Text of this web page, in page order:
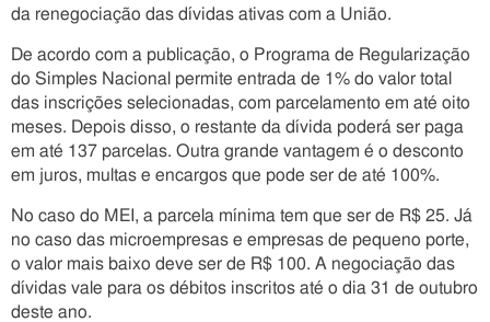
da renegociação das dívidas ativas com a União.
De acordo com a publicação, o Programa de Regularização
do Simples Nacional permite entrada de 1% do valor total
das inscrições selecionadas, com parcelamento em até oito
meses. Depois disso, o restante da dívida poderá ser paga
em até 137 parcelas. Outra grande vantagem é o desconto
em juros, multas e encargos que pode ser de até 100%.
No caso do MEI, a parcela mínima tem que ser de R$ 25. Já
no caso das microempresas e empresas de pequeno porte,
o valor mais baixo deve ser de R$ 100. A negociação das
dívidas vale para os débitos inscritos até o dia 31 de outubro
deste ano.